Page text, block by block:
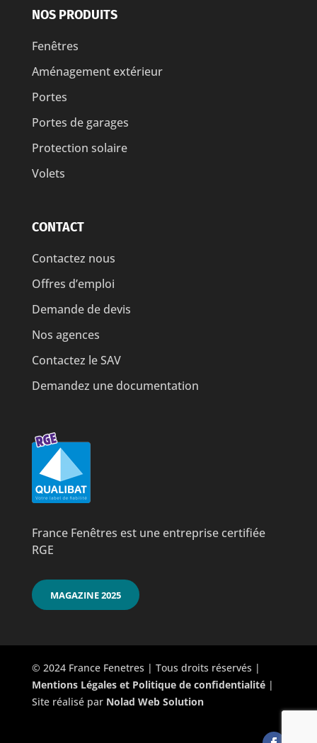
NOS PRODUITS
Fenêtres
Aménagement extérieur
Portes
Portes de garages
Protection solaire
Volets
CONTACT
Contactez nous
Offres d’emploi
Demande de devis
Nos agences
Contactez le SAV
Demandez une documentation
France Fenêtres est une entreprise certifiée
RGE
MAGAZINE 2025
© 2024 France Fenetres | Tous droits réservés |
Mentions Légales et Politique de confidentialité|
Site réalisé par Nolad Web Solution